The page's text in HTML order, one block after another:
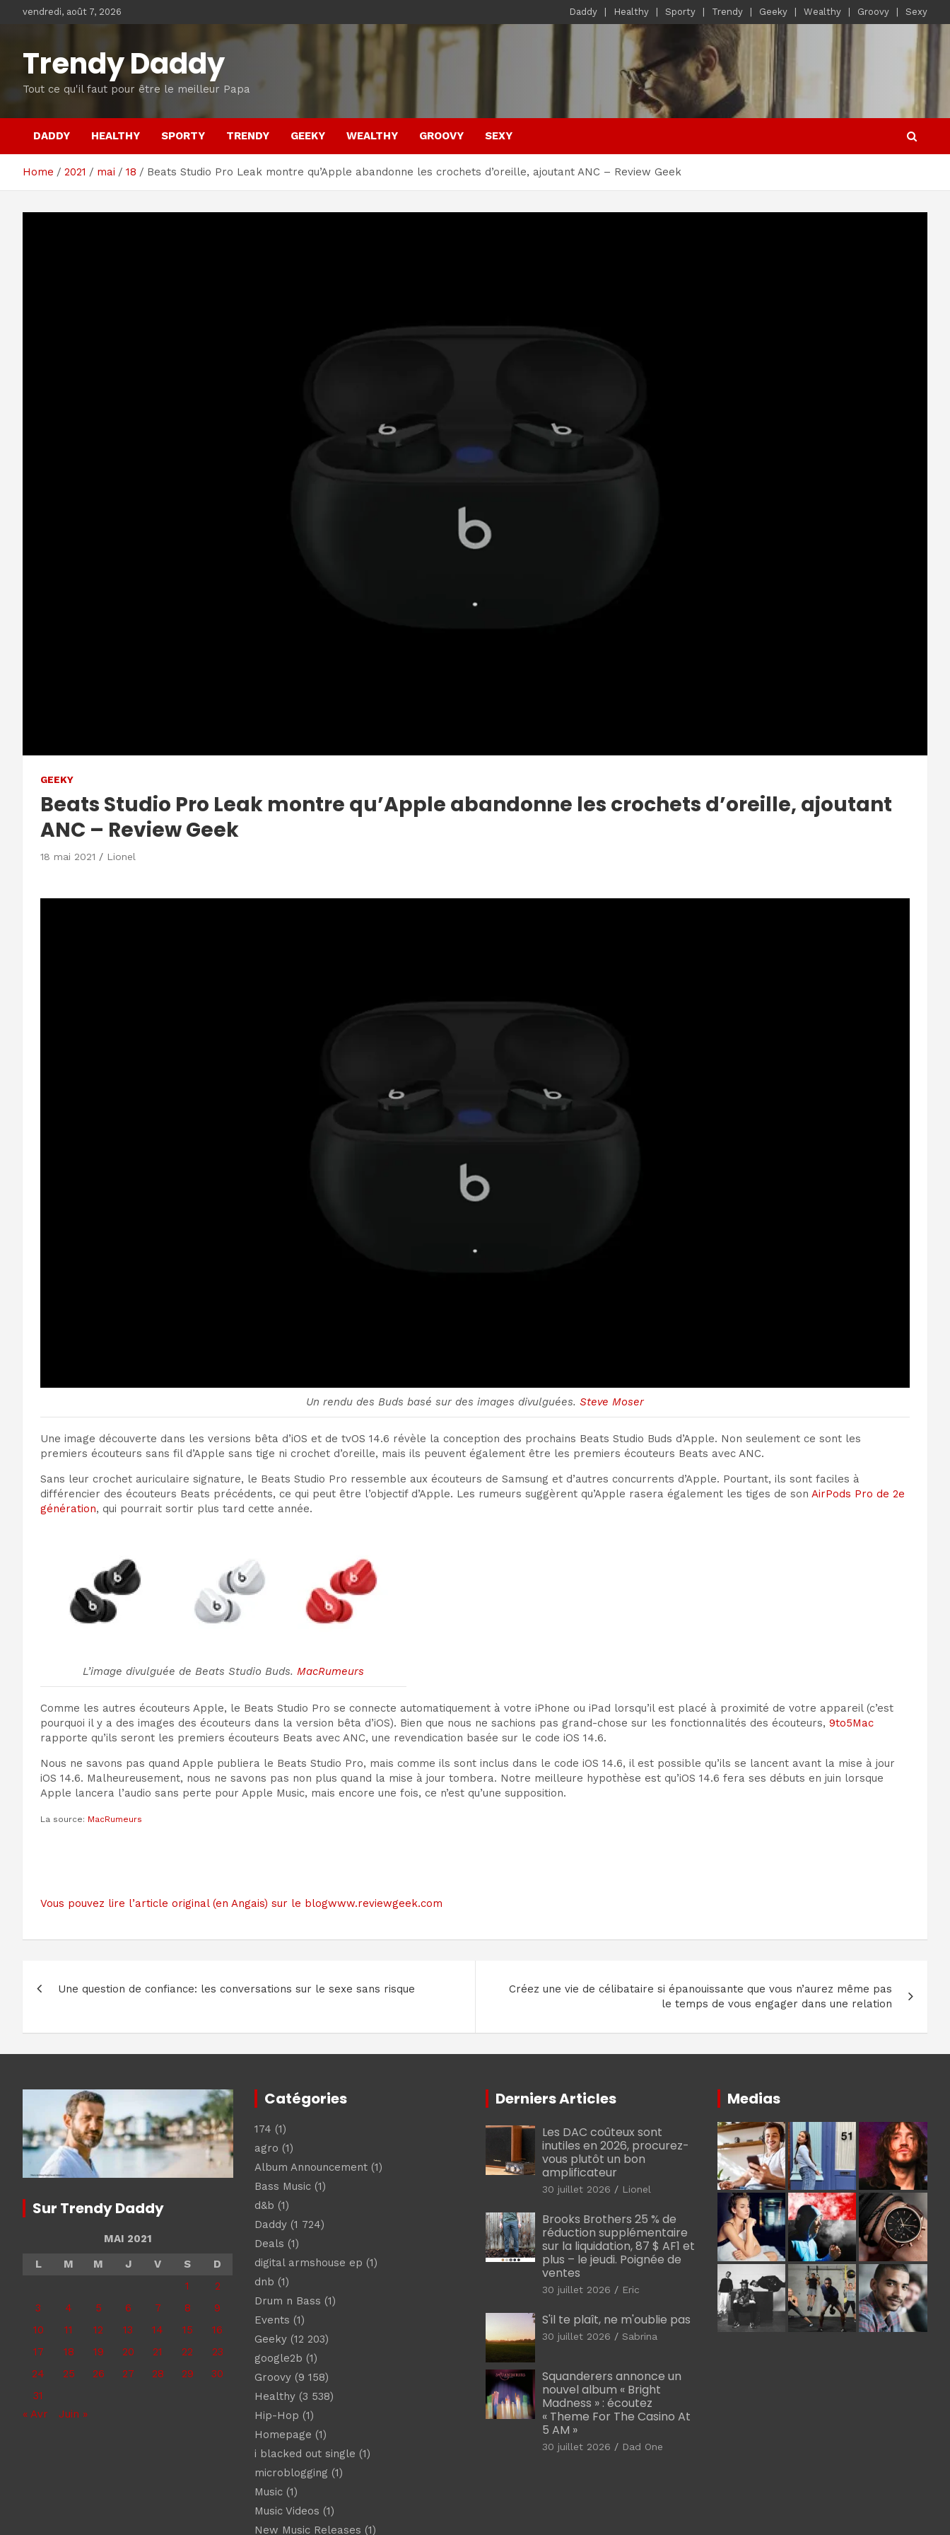
vendredi, août 7, 2026 Daddy Healthy Sporty Trendy Geeky Wealthy Groovy Sexy
Trendy Daddy
Tout ce qu'il faut pour être le meilleur Papa
DADDY HEALTHY SPORTY TRENDY GEEKY WEALTHY GROOVY SEXY
Home 2021 mai 18 Beats Studio Pro Leak montre qu’Apple abandonne les crochets d’oreille, ajoutant ANC – Review Geek
GEEKY
Beats Studio Pro Leak montre qu’Apple abandonne les crochets d’oreille, ajoutant
ANC – Review Geek
18 mai 2021 Lionel
Un rendu des Buds basé sur des images divulguées. Steve Moser
Une image découverte dans les versions bêta d’iOS et de tvOS 14.6 révèle la conception des prochains Beats Studio Buds d’Apple. Non seulement ce sont les
premiers écouteurs sans fil d’Apple sans tige ni crochet d’oreille, mais ils peuvent également être les premiers écouteurs Beats avec ANC.
Sans leur crochet auriculaire signature, le Beats Studio Pro ressemble aux écouteurs de Samsung et d’autres concurrents d’Apple. Pourtant, ils sont faciles à
différencier des écouteurs Beats précédents, ce qui peut être l’objectif d’Apple. Les rumeurs suggèrent qu’Apple rasera également les tiges de son AirPods Pro de 2e
génération, qui pourrait sortir plus tard cette année.
L’image divulguée de Beats Studio Buds. MacRumeurs
Comme les autres écouteurs Apple, le Beats Studio Pro se connecte automatiquement à votre iPhone ou iPad lorsqu’il est placé à proximité de votre appareil (c’est
pourquoi il y a des images des écouteurs dans la version bêta d’iOS). Bien que nous ne sachions pas grand-chose sur les fonctionnalités des écouteurs, 9to5Mac
rapporte qu’ils seront les premiers écouteurs Beats avec ANC, une revendication basée sur le code iOS 14.6.
Nous ne savons pas quand Apple publiera le Beats Studio Pro, mais comme ils sont inclus dans le code iOS 14.6, il est possible qu’ils se lancent avant la mise à jour
iOS 14.6. Malheureusement, nous ne savons pas non plus quand la mise à jour tombera. Notre meilleure hypothèse est qu’iOS 14.6 fera ses débuts en juin lorsque
Apple lancera l’audio sans perte pour Apple Music, mais encore une fois, ce n’est qu’une supposition.
La source: MacRumeurs
Vous pouvez lire l’article original (en Angais) sur le blogwww.reviewgeek.com
de
l’article
Une question de confiance: les conversations sur le sexe sans risque
Créez une vie de célibataire si épanouissante que vous n’aurez même pas
le temps de vous engager dans une relation
Sur Trendy Daddy
MAI 2021
L
M M J V S
D
1
2
3
4 5 6 7 8
9
10
11 12 13 14 15
16
17
18 19 20 21 22
23
24
25 26 27 28 29
30
31
« Avr
Juin »
Catégories
174 (1)
agro (1)
Album Announcement(1)
Bass Music(1)
d&b (1)
Daddy(1 724)
Deals (1)
digital armshouse ep (1)
dnb (1)
Drum n Bass (1)
Events (1)
Geeky(12 203)
google2b (1)
Groovy(9 158)
Healthy(3 538)
Hip-Hop (1)
Homepage (1)
i blacked out single (1)
microblogging (1)
Music(1)
Music Videos (1)
New Music Releases (1)
Derniers Articles
Les DAC coûteux sont
inutiles en 2026, procurez-
vous plutôt un bon
amplificateur
30 juillet 2026 Lionel
Brooks Brothers 25 % de
réduction supplémentaire
sur la liquidation, 87 $ AF1 et
plus – le jeudi. Poignée de
ventes
30 juillet 2026 Eric
S'il te plaît, ne m'oublie pas
30 juillet 2026 Sabrina
Squanderers annonce un
nouvel album « Bright
Madness » : écoutez
« Theme For The Casino At
5 AM »
30 juillet 2026 Dad One
Medias